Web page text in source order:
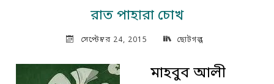
রাত পাহারা চোখ
সেপ্টেম্বর 24, 2015 ছোটগল্প
মাহবুব আলী